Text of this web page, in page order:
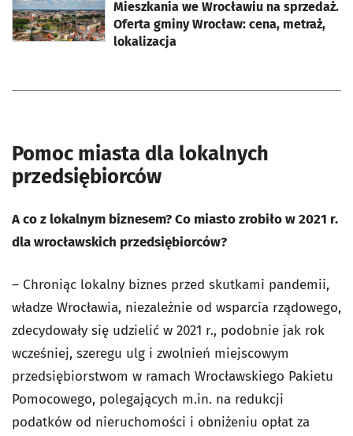
Mieszkania we Wrocławiu na sprzedaż.
Oferta gminy Wrocław: cena, metraż,
lokalizacja
Pomoc miasta dla lokalnych
przedsiębiorców
A co z lokalnym biznesem? Co miasto zrobiło w 2021 r.
dla wrocławskich przedsiębiorców?
– Chroniąc lokalny biznes przed skutkami pandemii,
władze Wrocławia, niezależnie od wsparcia rządowego,
zdecydowały się udzielić w 2021 r., podobnie jak rok
wcześniej, szeregu ulg i zwolnień miejscowym
przedsiębiorstwom w ramach Wrocławskiego Pakietu
Pomocowego, polegających m.in. na redukcji
podatków od nieruchomości i obniżeniu opłat za